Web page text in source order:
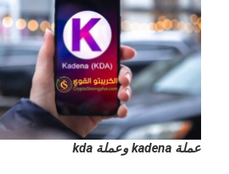
عملة kadena وعملة kda